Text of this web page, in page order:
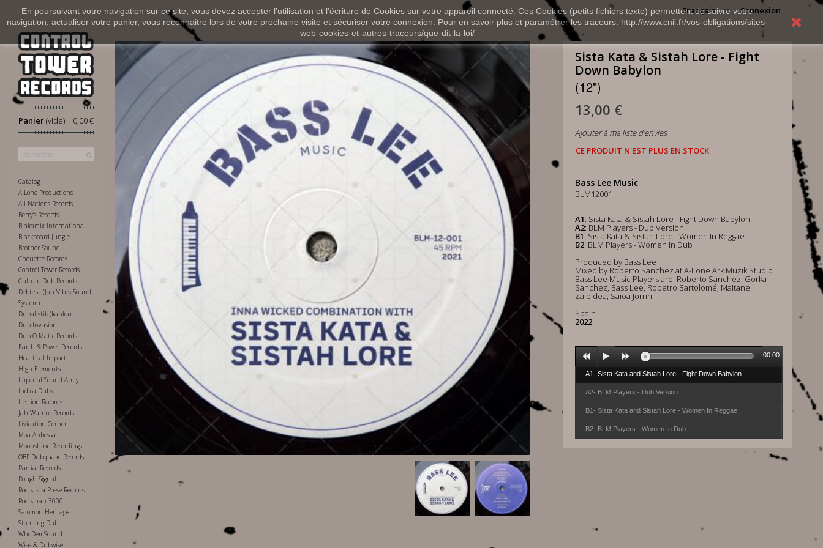
En poursuivant votre navigation sur ce site, vous devez accepter l’utilisation et l'écriture de Cookies sur votre appareil connecté. Ces Cookies (petits fichiers texte) permettent de suivre votre
navigation, actualiser votre panier, vous reconnaitre lors de votre prochaine visite et sécuriser votre connexion. Pour en savoir plus et paramétrer les traceurs: http://www.cnil.fr/vos-obligations/sites-
web-cookies-et-autres-traceurs/que-dit-la-loi/
Connexion
Français
Panier 0,00 €
|
(vide)
Catalog
A-Lone Productions
All Nations Records
Berry's Records
Blakamix International
Blackboard Jungle
Brother Sound
Chouette Records
Control Tower Records
Culture Dub Records
Debtera (Jah Vibes Sound
System)
Dubalistik (kanka)
Dub Invasion
Dub-O-Matic Records
Earth & Power Records
Heartical Impact
High Elements
Imperial Sound Army
Indica Dubs
Itection Records
Jah Warrior Records
Livication Corner
Moa Anbessa
Moonshine Recordings
OBF Dubquake Records
Partial Records
Rough Signal
Roots Ista Posse Records
Rootsman 3000
Salomon Heritage
Storming Dub
WhoDemSound
Wise & Dubwise
Sista Kata & Sistah Lore - Fight
Down Babylon
(12")
13,00 €
Ajouter à ma liste d'envies
CE PRODUIT N'EST PLUS EN STOCK
Bass Lee Music
BLM12001
A1: Sista Kata & Sistah Lore - Fight Down Babylon
A2: BLM Players - Dub Version
B1: Sista Kata & Sistah Lore - Women In Reggae
B2: BLM Players - Women In Dub
Produced by Bass Lee
Mixed by Roberto Sanchez at A-Lone Ark Muzik Studio
Bass Lee Music Players are: Roberto Sanchez, Gorka
Sanchez, Bass Lee, Robetro Bartolomé, Maitane
Zalbidea, Saioa Jorrin
Spain
2022
A1- Sista Kata and Sistah Lore - Fight Down Babylon
A2- BLM Players - Dub Version
B1- Sista Kata and Sistah Lore - Women In Reggae
B2- BLM Players - Women In Dub
00:00